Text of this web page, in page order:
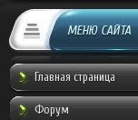
МЕНЮ САЙТА
Главная страница
Форум